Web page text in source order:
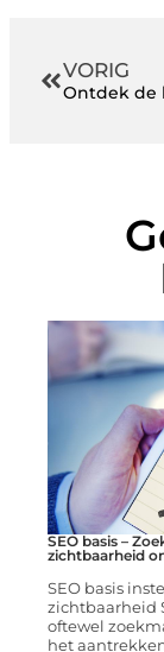
VORIG
SEO basis –
zichtbaarheid
SEO basis
zichtbaarheid
oftewel
het